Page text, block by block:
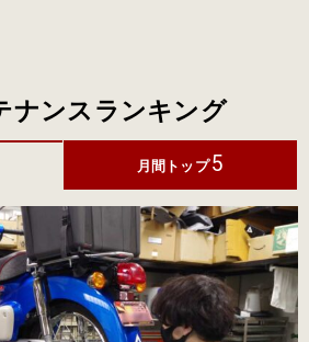
ナンスランキング
月間トップ 5